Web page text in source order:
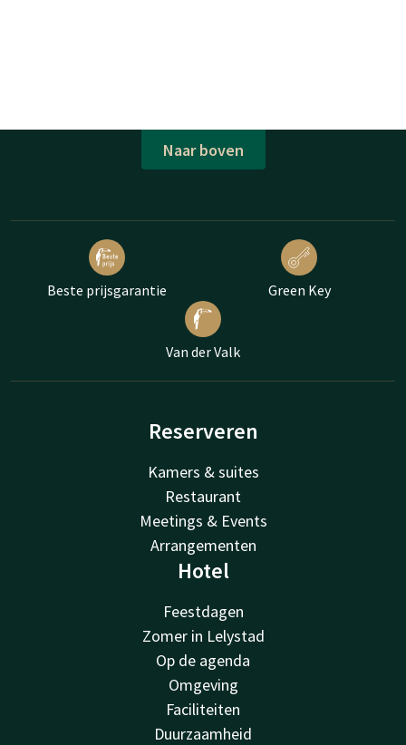
Naar boven
Beste prijsgarantie Green Key
Van der Valk
Reserveren
Kamers & suites
Restaurant
Meetings & Events
Arrangementen
Hotel
Feestdagen
Zomer in Lelystad
Op de agenda
Omgeving
Faciliteiten
Duurzaamheid